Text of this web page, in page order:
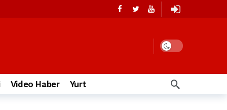
Video Haber Yurt